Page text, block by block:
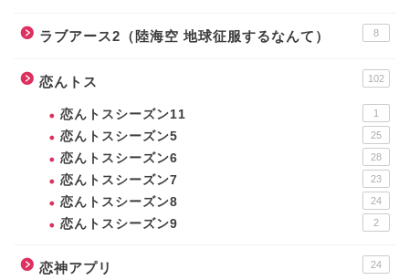
ラブアース2（陸海空 地球征服するなんて） 8
恋んトス 102
恋んトスシーズン11 1
恋んトスシーズン5 25
恋んトスシーズン6 28
恋んトスシーズン7 23
恋んトスシーズン8 24
恋んトスシーズン9 2
恋神アプリ 24